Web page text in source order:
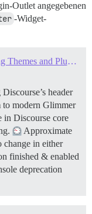
Outlet angegebenen
-Widget-
Upcoming Header Changes - Preparing Themes and Plugins
header
to modern Glimmer
in Discourse core
Approximate
change in either
finished & enabled
deprecation